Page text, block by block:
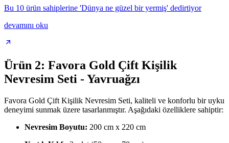
Bu 10 ürün sahiplerine 'Dünya ne güzel bir yermiş' dedirtiyor
devamını oku
Ürün 2: Favora Gold Çift Kişilik
Nevresim Seti - Yavruağzı
Favora Gold Çift Kişilik Nevresim Seti, kaliteli ve konforlu bir uyku
deneyimi sunmak üzere tasarlanmıştır. Aşağıdaki özelliklere sahiptir:
Nevresim Boyutu: 200 cm x 220 cm